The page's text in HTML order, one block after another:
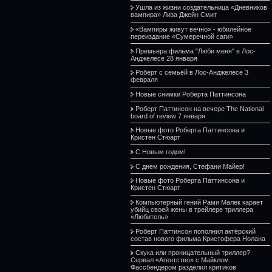
Ушла из жизни создательница «Дневников
вампира» Лиза Джейн Смит
«Вампиры живут вечно» - юбилейное
переиздание «Сумеречной саги»
Премьера фильма "Люби меня" в Лос-
Анджелесе 28 января
Роберт с семьёй в Лос-Анджелесе 3
февраля
Новые снимки Роберта Паттинсона
Роберт Паттинсон на вечере The National
board of review 7 января
Новые фото Роберта Паттинсона и
Кристен Стюарт
С Новым годом!
С днем рождения, Стефани Майер!
Новые фото Роберта Паттинсона и
Кристен Стюарт
Компьютерный гений Рами Малек карает
убийц своей жены в трейлере триллера
«Любитель»
Роберт Паттинсон пополнил актёрский
состав нового фильма Кристофера Нолана
Скука или проницательный триллер?
Сериал «Агентство» с Майклом
Фассбендером разделил критиков